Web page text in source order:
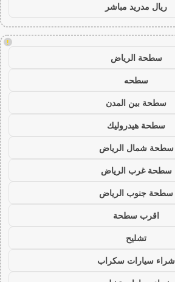
ريال مدريد مباشر
!
سطحة الرياض
سطحه
سطحة بين المدن
سطحة هيدروليك
سطحة شمال الرياض
سطحة غرب الرياض
سطحة جنوب الرياض
اقرب سطحة
تشليح
شراء سيارات سكراب